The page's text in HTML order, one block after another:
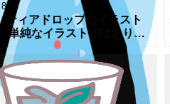
8
ティアドロップのイラスト
単純なイラストではありま
雨の一粒、こぼれ落ちる
る汗、みずみずしい朝露な
な場面で使っていただける
ます